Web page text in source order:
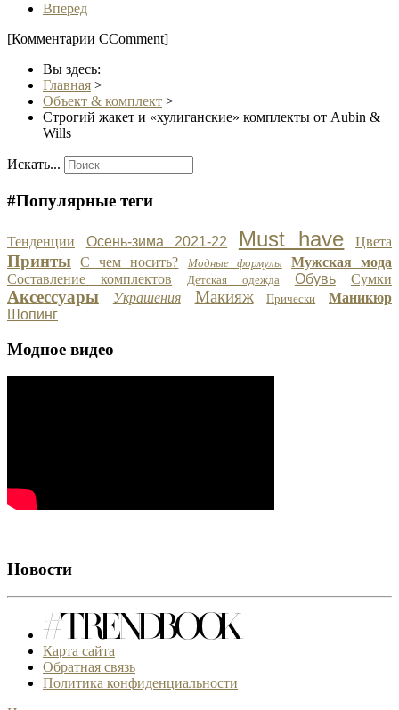
Вперед
[Комментарии CComment]
Вы здесь:
Главная >
Объект & комплект >
Строгий жакет и «хулиганские» комплекты от Aubin &
Wills
Искать...
#Популярные теги
Тенденции Осень-зима 2021-22 Must have Цвета
Принты С чем носить? Модные формулы
Мужская мода
Составление комплектов
Детская одежда Обувь Сумки
Аксессуары Украшения Макияж Прически
Маникюр
Шопинг
Модное видео
Новости
Карта сайта
Обратная связь
Политика конфиденциальности